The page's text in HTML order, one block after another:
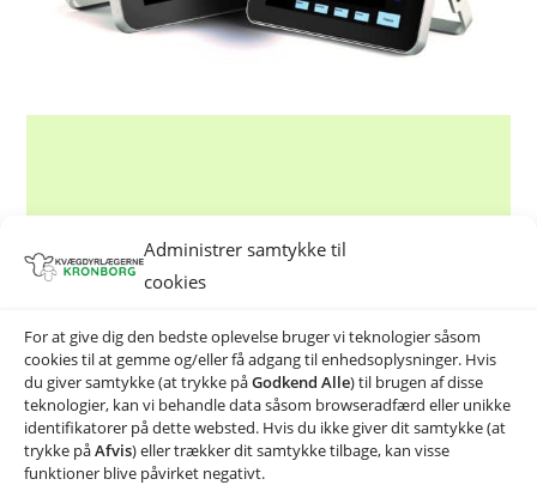
Administrer samtykke til
cookies
For at give dig den bedste oplevelse bruger vi teknologier såsom
cookies til at gemme og/eller få adgang til enhedsoplysninger. Hvis
du giver samtykke (at trykke påGodkend Alle) til brugen af disse
teknologier, kan vi behandle data såsom browseradfærd eller unikke
identifikatorer på dette websted. Hvis du ikke giver dit samtykke (at
trykke påAfvis) eller trækker dit samtykke tilbage, kan visse
funktioner blive påvirket negativt.